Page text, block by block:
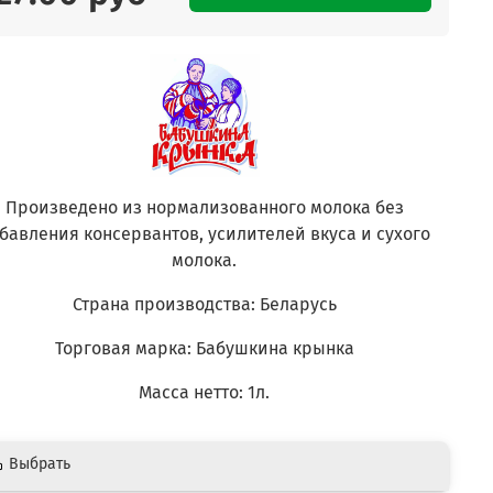
Произведено из нормализованного молока без
консервантов, усилителей вкуса и сухого
молока.
Страна производства: Беларусь
Торговая марка: Бабушкина крынка
Масса нетто: 1л.
Выбрать